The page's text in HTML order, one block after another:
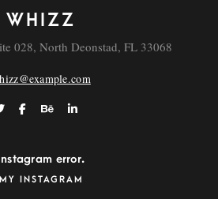
WHIZZ
028, North Deonstad, FL 33068
error.
MY INSTAGRAM